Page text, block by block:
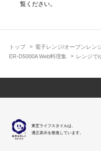
トップ 電子レンジ/オーブンレン
ER-D5000A Web料理集
レンジで
覧ください。
東芝ライフスタイルは、
適正表示を推進しています。